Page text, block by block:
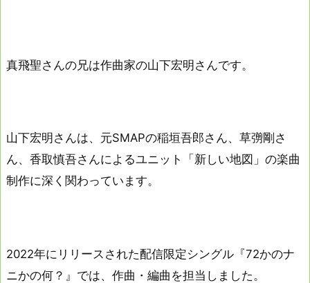
真飛聖さんの兄は作曲家の山下宏明さんです。
山下宏明さんは、元SMAPの稲垣吾郎さん、草彅剛さ
ん、香取慎吾さんによるユニット「新しい地図」の楽曲
制作に深く関わっています。
2022年にリリースされた配信限定シングル『72かのナ
ニかの何？』では、作曲・編曲を担当しました。